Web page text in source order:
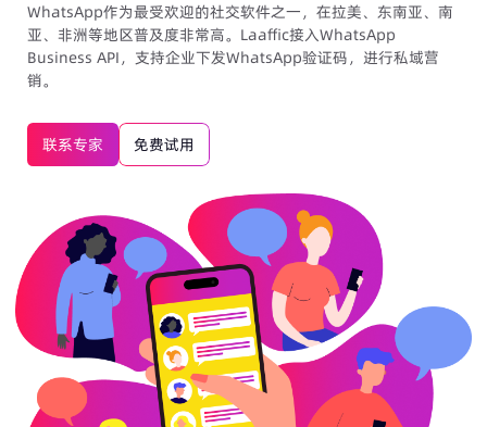
WhatsApp作为最受欢迎的社交软件之一，在拉美、东南亚、南
亚、非洲等地区普及度非常高。Laaffic接入WhatsApp
Business API，支持企业下发WhatsApp验证码，进行私域营
销。
联系专家 免费试用